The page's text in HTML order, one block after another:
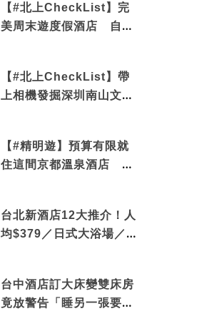
【#北上CheckList】完
美周末遊度假酒店 自帶
【#北上CheckList】帶
上相機發掘深圳南山文藝
【#精明遊】預算有限就
住這間京都溫泉酒店 車
台北新酒店12大推介！人
均$379／日式大浴場／1
台中酒店訂大床變雙床房
竟放警告「睡另一張要加